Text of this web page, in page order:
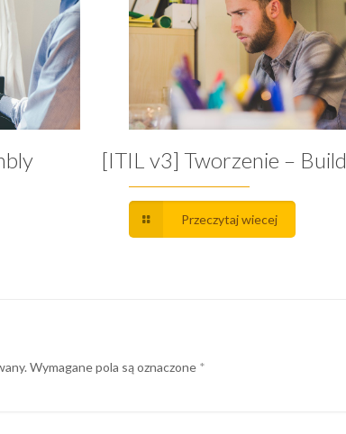
[ITIL v3] Tworzenie – Build
Przeczytaj wiecej
Wymagane pola są oznaczone *